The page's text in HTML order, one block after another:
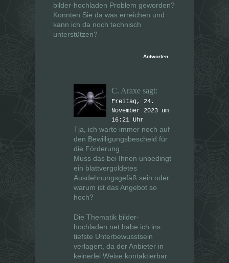
bilder-hochladen Problem geworden?
Konnten Sie da was erreichen und
kann ich da noch technisch
unterstützen?
Antworten
C. Araxe sagt:
Freitag, 24.
November 2023 um
16:21 Uhr
Tja, ich warte immer noch auf
den Bewilligungsbescheid für
die Förderung …
Muss das bei Ihnen unbedingt
ein blattvergoldetes
Ausdehnungsgefäß sein oder
warum ist das Angebot so
hoch?
Die Thematik bilder-
hochladen.net habe ich ins
tiefste Unterbewusstsein
verlagert, da der Anbieter in
keinerlei Weise kontaktierbar